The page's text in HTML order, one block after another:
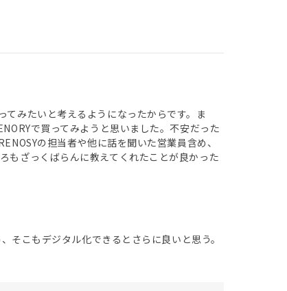
みたいと考えるようになったからです。ま
で買ってみようと思いました。不安だった
の担当者や他に話を聞いた営業員含め、
もざっくばらんに教えてくれたことが良かった
そこもデジタル化できるとさらに良いと思う。